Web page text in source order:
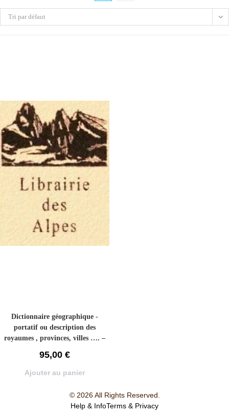
Tri par défaut
Dictionnaire géographique -
portatif ou description des
royaumes , provinces, villes …. –
95,00 €
Ajouter au panier
© 2026 All Rights Reserved.
Help & InfoTerms & Privacy